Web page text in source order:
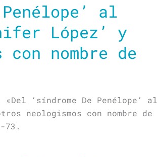
al
López’ y
nombre de
«Del ‘síndrome De Penélope’ al
neologismos con nombre de
73.